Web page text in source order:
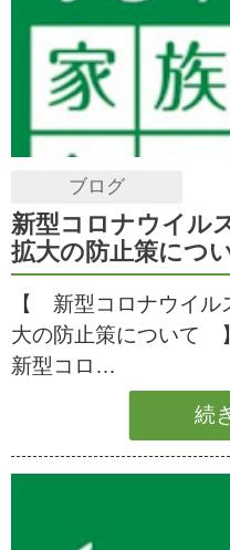
ブログ
新型コロナウイル
拡大の防止策につ
【 新型コロナウイル
大の防止策について
新型コロ…
続